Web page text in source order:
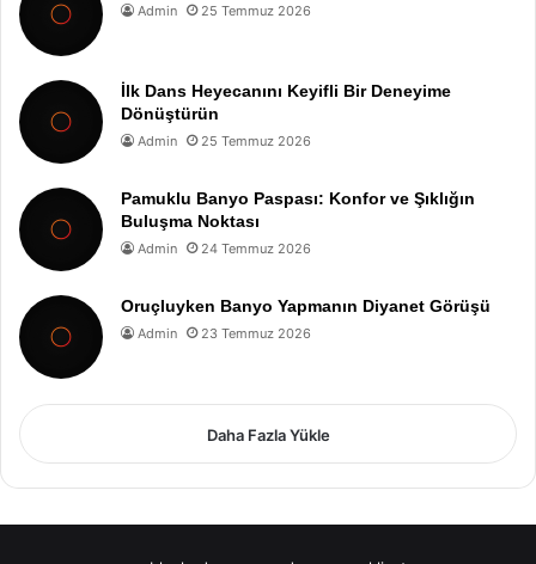
Admin 25 Temmuz 2026
İlk Dans Heyecanını Keyifli Bir Deneyime
Dönüştürün
Admin 25 Temmuz 2026
Pamuklu Banyo Paspası: Konfor ve Şıklığın
Buluşma Noktası
Admin 24 Temmuz 2026
Oruçluyken Banyo Yapmanın Diyanet Görüşü
Admin 23 Temmuz 2026
Daha Fazla Yükle